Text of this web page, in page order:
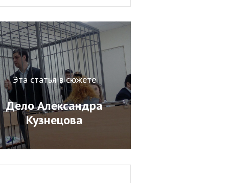
Эта статья в сюжете
Дело Александра
Кузнецова